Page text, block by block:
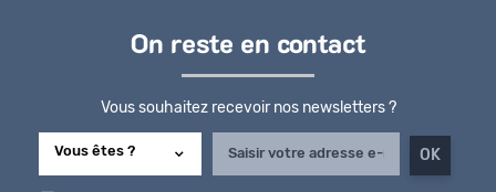
On reste en contact
Vous souhaitez recevoir nos newsletters ?